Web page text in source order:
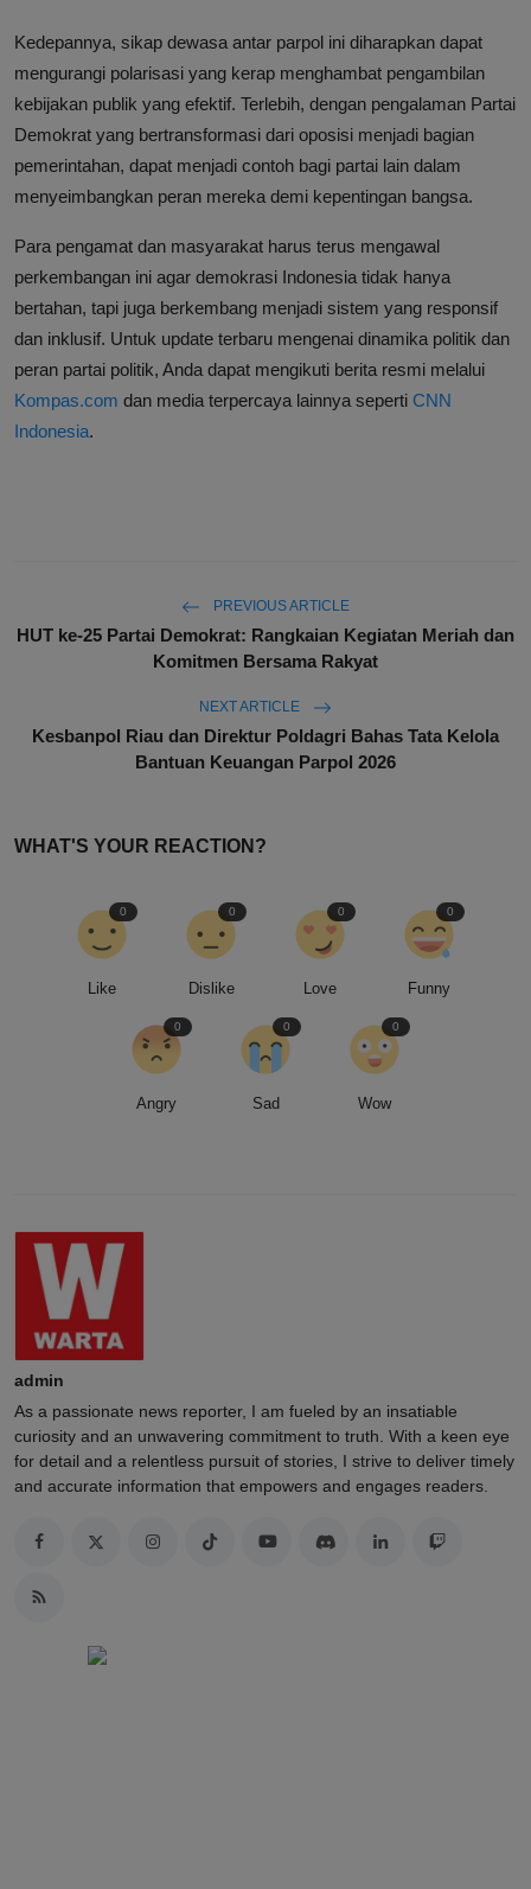
Kedepannya, sikap dewasa antar parpol ini diharapkan dapat
mengurangi polarisasi yang kerap menghambat pengambilan
kebijakan publik yang efektif. Terlebih, dengan pengalaman Partai
Demokrat yang bertransformasi dari oposisi menjadi bagian
pemerintahan, dapat menjadi contoh bagi partai lain dalam
menyeimbangkan peran mereka demi kepentingan bangsa.
Para pengamat dan masyarakat harus terus mengawal
perkembangan ini agar demokrasi Indonesia tidak hanya
bertahan, tapi juga berkembang menjadi sistem yang responsif
dan inklusif. Untuk update terbaru mengenai dinamika politik dan
peran partai politik, Anda dapat mengikuti berita resmi melalui
Kompas.com dan media terpercaya lainnya seperti CNN
Indonesia.
PREVIOUS ARTICLE
HUT ke-25 Partai Demokrat: Rangkaian Kegiatan Meriah dan
Komitmen Bersama Rakyat
NEXT ARTICLE
Kesbanpol Riau dan Direktur Poldagri Bahas Tata Kelola
Bantuan Keuangan Parpol 2026
WHAT'S YOUR REACTION?
Like
0
Dislike
0
Love
0
Funny
0
Angry
0
Sad
0
Wow
0
admin
As a passionate news reporter, I am fueled by an insatiable
curiosity and an unwavering commitment to truth. With a keen eye
for detail and a relentless pursuit of stories, I strive to deliver timely
and accurate information that empowers and engages readers.